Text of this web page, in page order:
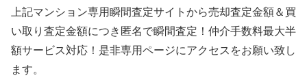
上記マンション専用瞬間査定サイトから売却査定金額＆買
い取り査定金額につき匿名で瞬間査定！仲介手数料最大半
額サービス対応！是非専用ページにアクセスをお願い致し
ます。